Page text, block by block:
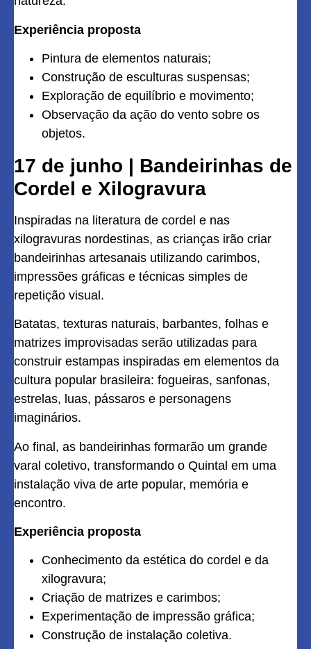
Experiência proposta
Pintura de elementos naturais;
Construção de esculturas suspensas;
Exploração de equilíbrio e movimento;
Observação da ação do vento sobre os
objetos.
17 de junho | Bandeirinhas de
Cordel e Xilogravura
Inspiradas na literatura de cordel e nas
xilogravuras nordestinas, as crianças irão criar
bandeirinhas artesanais utilizando carimbos,
impressões gráficas e técnicas simples de
repetição visual.
Batatas, texturas naturais, barbantes, folhas e
matrizes improvisadas serão utilizadas para
construir estampas inspiradas em elementos da
cultura popular brasileira: fogueiras, sanfonas,
estrelas, luas, pássaros e personagens
imaginários.
Ao final, as bandeirinhas formarão um grande
varal coletivo, transformando o Quintal em uma
instalação viva de arte popular, memória e
encontro.
Experiência proposta
Conhecimento da estética do cordel e da
xilogravura;
Criação de matrizes e carimbos;
Experimentação de impressão gráfica;
Construção de instalação coletiva.